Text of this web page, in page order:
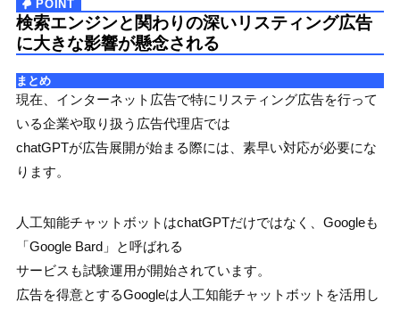
検索エンジンと関わりの深いリスティング広告
に大きな影響が懸念される
まとめ
現在、インターネット広告で特にリスティング広告を行って
いる企業や取り扱う広告代理店では
chatGPTが広告展開が始まる際には、素早い対応が必要にな
ります。
人工知能チャットボットはchatGPTだけではなく、Googleも
「Google Bard」と呼ばれる
サービスも試験運用が開始されています。
広告を得意とするGoogleは人工知能チャットボットを活用し